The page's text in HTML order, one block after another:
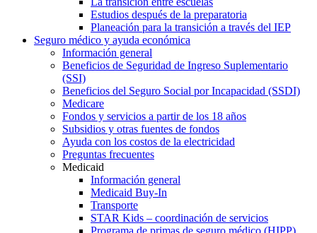
Estudios después de la preparatoria
Planeación para la transición a través del IEP
Seguro médico y ayuda económica
Información general
Beneficios de Seguridad de Ingreso Suplementario
(SSI)
Beneficios del Seguro Social por Incapacidad (SSDI)
Medicare
Fondos y servicios a partir de los 18 años
Subsidios y otras fuentes de fondos
Ayuda con los costos de la electricidad
Preguntas frecuentes
Medicaid
Información general
Medicaid Buy-In
Transporte
STAR Kids – coordinación de servicios
Programa de primas de seguro médico (HIPP)